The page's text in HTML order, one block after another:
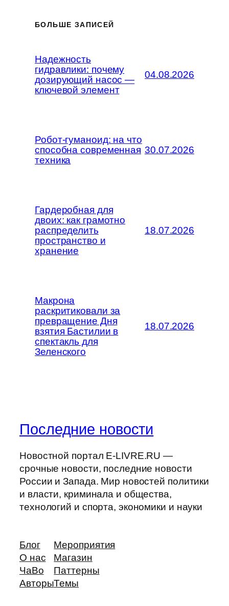
БОЛЬШЕ ЗАПИСЕЙ
Надежность
гидравлики: почему
дозирующий насос —
ключевой элемент
04.08.2026
Робот-гуманоид: на что
способна современная
техника
30.07.2026
Гардеробная для
двоих: как грамотно
распределить
пространство и
хранение
18.07.2026
Макрона
раскритиковали за
превращение Дня
взятия Бастилии в
спектакль для
Зеленского
18.07.2026
Последние новости
Новостной портал E-LIVRE.RU —
срочные новости, последние новости
России и Запада. Мир новостей политики
и власти, криминала и общества,
технологий и спорта, экономики и науки
Блог
О нас
ЧаВо
Авторы
Мероприятия
Магазин
Паттерны
Темы